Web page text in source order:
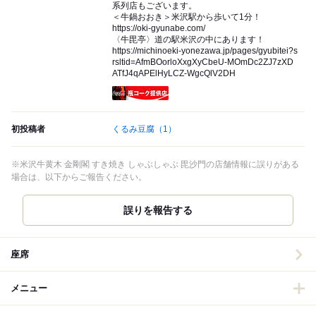
系列店もございます。
＜牛鍋おおき＞米沢駅から歩いて1分！
https://oki-gyunabe.com/
〈牛毘亭〉道の駅米沢の中にあります！
https://michinoeki-yonezawa.jp/pages/gyubitei?s
rsltid=AfmBOorloXxgXyCbeU-MOmDc2ZJ7zXD
ATfJ4qAPElHyLCZ-WgcQlV2DH
初投稿者 くるみ豆腐 （1）
※米沢牛黄木 金剛閣 すき焼き しゃぶしゃぶ 毘沙門の店舗情報に誤りがある
場合は、以下からご報告ください。
誤りを報告する
座席
メニュー